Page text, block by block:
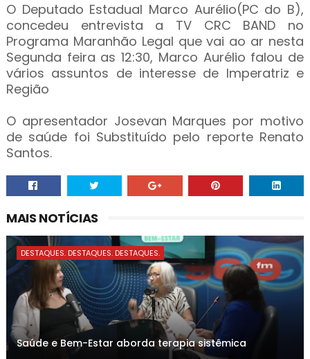
O Deputado Estadual Marco Aurélio(PC do B),
concedeu entrevista a TV CRC BAND no
Programa Maranhão Legal que vai ao ar nesta
Segunda feira as 12:30, Marco Aurélio falou de
vários assuntos de interesse de Imperatriz e
Região
O apresentador Josevan Marques por motivo
de saúde foi Substituído pelo reporte Renato
Santos.
MAIS NOTÍCIAS
DESTAQUES. DESTAQUES. DESTAQUES.
Saúde e Bem-Estar aborda terapia sistêmica